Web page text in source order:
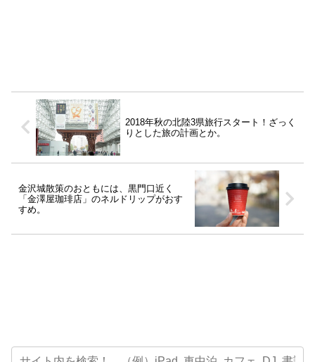
2018年秋の北陸3県旅行スタート！ざっく
りとした旅の計画とか。
金沢城散策のおともには、黒門口近く
「金澤屋珈琲店」のネルドリップがおす
すめ。